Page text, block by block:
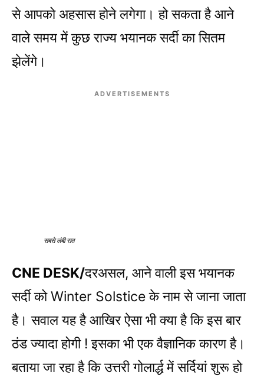
से आपको अहसास होने लगेगा। हो सकता है आने
वाले समय में कुछ राज्य भयानक सर्दी का​ सितम
झेलेंगे।
ADVERTISEMENTS
सबसे लंबी रात
CNE DESK/दरअसल, आने वाली इस भयानक
सर्दी को Winter Solstice के नाम से जाना जाता
है। सवाल यह है आखिर ऐसा भी क्या है कि इस बार
ठंड ज्यादा होगी ! इसका भी एक ​वैज्ञानिक कारण है।
बताया जा रहा है कि उत्तरी गोलार्द्ध में सर्दियां शुरू हो